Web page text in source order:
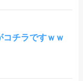
チラですｗｗ